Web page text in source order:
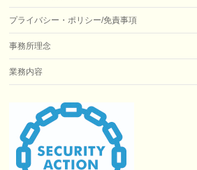
プライバシー・ポリシー/免責事項
事務所理念
業務内容